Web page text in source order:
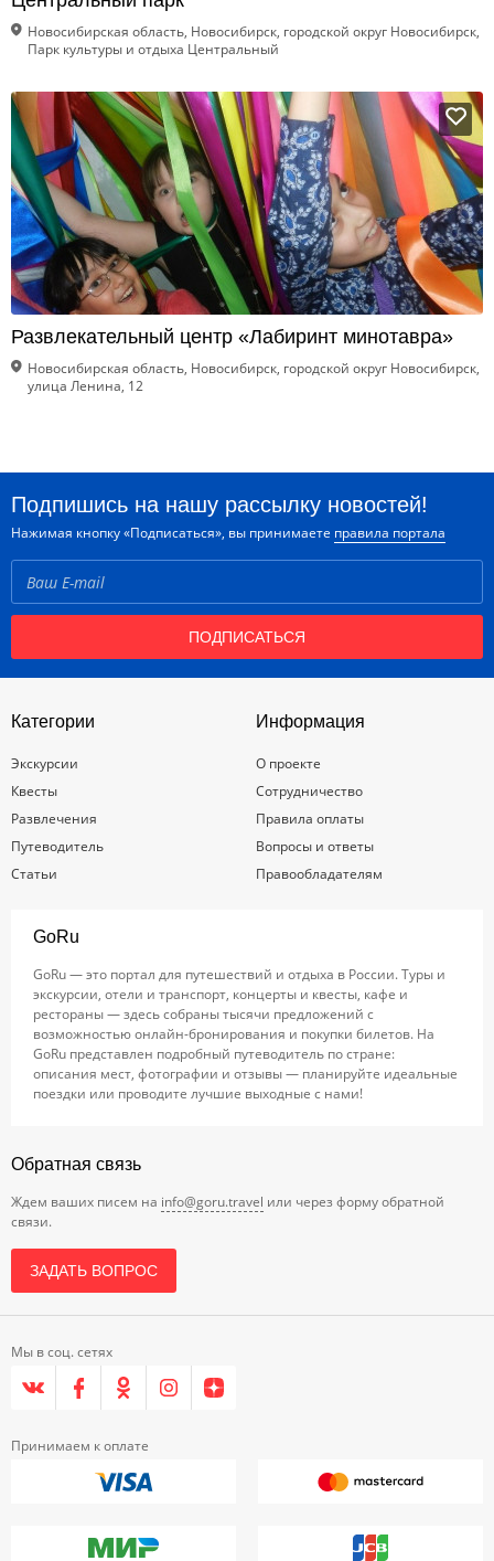
Новосибирская область, Новосибирск, городской округ Новосибирск,
Парк культуры и отдыха Центральный
Развлекательный центр «Лабиринт минотавра»
Новосибирская область, Новосибирск, городской округ Новосибирск,
улица Ленина, 12
Подпишись на нашу рассылку новостей!
Нажимая кнопку «Подписаться», вы принимаете правила портала
ПОДПИСАТЬСЯ
Категории
Экскурсии
Квесты
Развлечения
Путеводитель
Статьи
Информация
О проекте
Сотрудничество
Правила оплаты
Вопросы и ответы
Правообладателям
GoRu
GoRu — это портал для путешествий и отдыха в России. Туры и
экскурсии, отели и транспорт, концерты и квесты, кафе и
рестораны — здесь собраны тысячи предложений с
возможностью онлайн-бронирования и покупки билетов. На
GoRu представлен подробный путеводитель по стране:
описания мест, фотографии и отзывы — планируйте идеальные
поездки или проводите лучшие выходные с нами!
Обратная связь
Ждем ваших писем на info@goru.travel или через форму обратной
связи.
ЗАДАТЬ ВОПРОС
Мы в соц. сетях
Принимаем к оплате